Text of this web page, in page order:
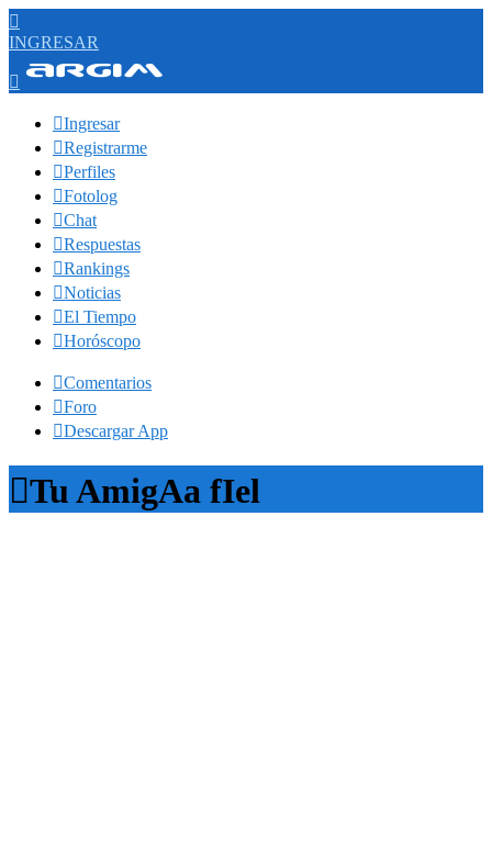

INGRESAR

Ingresar
Registrarme
Perfiles
Fotolog
Chat
Respuestas
Rankings
Noticias
El Tiempo
Horóscopo
Comentarios
Foro
Descargar App
Tu AmigAa fIel